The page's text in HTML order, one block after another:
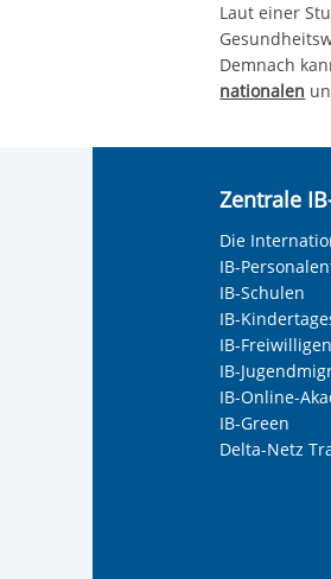
Laut einer
Demnach
nationalen
Zentrale
Die
IB-
IB-Schulen
IB-
IB-
IB-
IB-Online-
IB-Green
Delta-Netz